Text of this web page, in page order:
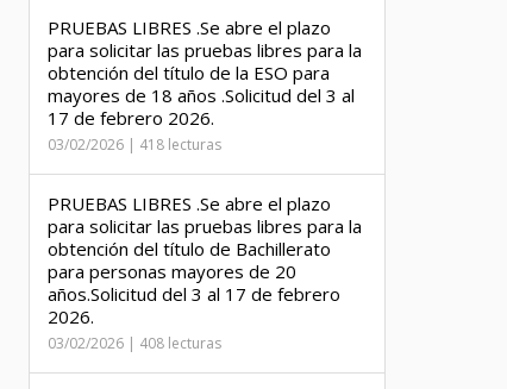
PRUEBAS LIBRES .Se abre el plazo
para solicitar las pruebas libres para la
obtención del título de la ESO para
mayores de 18 años .Solicitud del 3 al
17 de febrero 2026.
03/02/2026 | 418 lecturas
PRUEBAS LIBRES .Se abre el plazo
para solicitar las pruebas libres para la
obtención del título de Bachillerato
para personas mayores de 20
años.Solicitud del 3 al 17 de febrero
2026.
03/02/2026 | 408 lecturas